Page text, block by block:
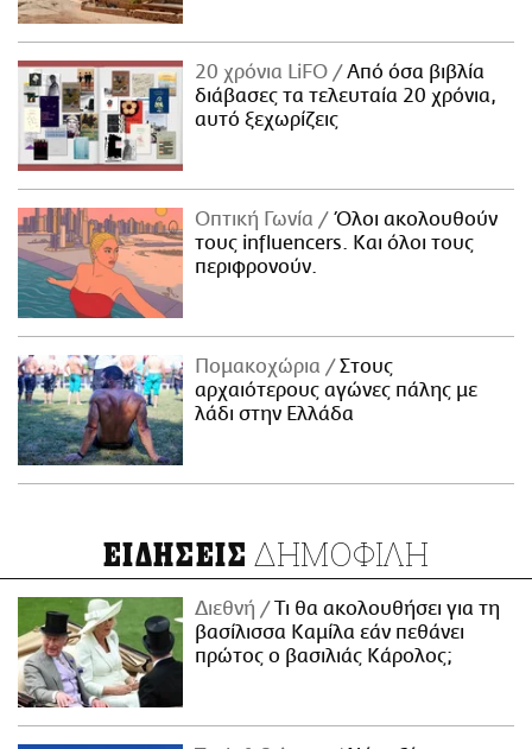
20 χρόνια LiFO
Από όσα βιβλία
διάβασες τα τελευταία 20 χρόνια,
αυτό ξεχωρίζεις
Οπτική Γωνία
Όλοι ακολουθούν
τους influencers. Και όλοι τους
περιφρονούν.
Πομακοχώρια
Στους
αρχαιότερους αγώνες πάλης με
λάδι στην Ελλάδα
ΕΙΔΗΣΕΙΣ ΔΗΜΟΦΙΛΗ
Διεθνή
Τι θα ακολουθήσει για τη
βασίλισσα Καμίλα εάν πεθάνει
πρώτος ο βασιλιάς Κάρολος;